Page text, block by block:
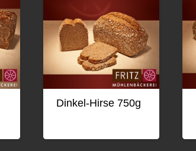
Dinkel-Hirse 750g